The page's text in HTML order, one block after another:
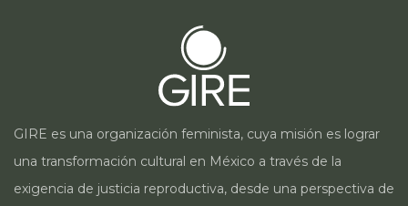
GIRE es una organización feminista, cuya misión es lograr
una transformación cultural en México a través de la
exigencia de justicia reproductiva, desde una perspectiva de